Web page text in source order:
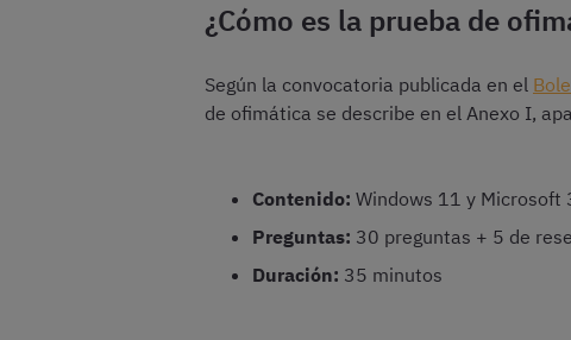
¿Cómo es la prueba de
Según la convocatoria publicada en el
de ofimática se describe en el Anexo I,
Contenido: Windows 11 y
Preguntas: 30 preguntas + 5 de
Duración: 35 minutos